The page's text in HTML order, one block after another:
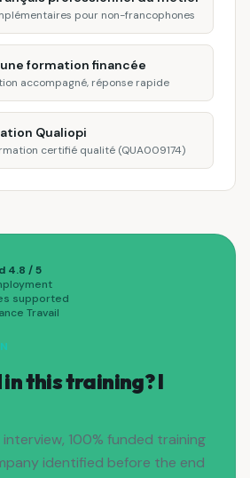
pour non-francophones
formation financée
accompagné, réponse rapide
Qualiopi
certifié qualité (QUA009174)
4.8 / 5
supported
Travail
this training? I
100% funded training
identified before the end